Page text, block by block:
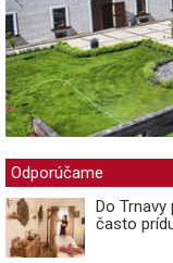
Odporúčame
Do Trnavy
často